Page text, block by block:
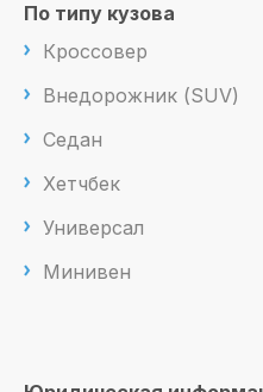
По типу кузова
Кроссовер
Внедорожник (SUV)
Седан
Хетчбек
Универсал
Минивен